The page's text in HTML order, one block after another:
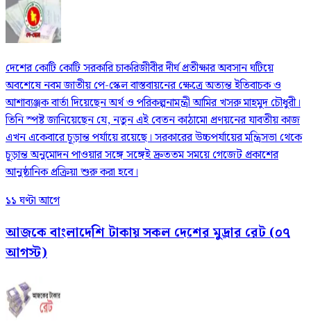
দেশের কোটি কোটি সরকারি চাকরিজীবীর দীর্ঘ প্রতীক্ষার অবসান ঘটিয়ে
অবশেষে নবম জাতীয় পে-স্কেল বাস্তবায়নের ক্ষেত্রে অত্যন্ত ইতিবাচক ও
আশাব্যঞ্জক বার্তা দিয়েছেন অর্থ ও পরিকল্পনামন্ত্রী আমির খসরু মাহমুদ চৌধুরী।
তিনি স্পষ্ট জানিয়েছেন যে, নতুন এই বেতন কাঠামো প্রণয়নের যাবতীয় কাজ
এখন একেবারে চূড়ান্ত পর্যায়ে রয়েছে। সরকারের উচ্চপর্যায়ের মন্ত্রিসভা থেকে
চূড়ান্ত অনুমোদন পাওয়ার সঙ্গে সঙ্গেই দ্রুততম সময়ে গেজেট প্রকাশের
আনুষ্ঠানিক প্রক্রিয়া শুরু করা হবে।
১১ ঘণ্টা আগে
আজকে বাংলাদেশি টাকায় সকল দেশের মুদ্রার রেট (০৭
আগস্ট)